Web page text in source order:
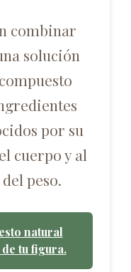
combinar
solución
por su
cuerpo y al
peso.
natural
tu figura.